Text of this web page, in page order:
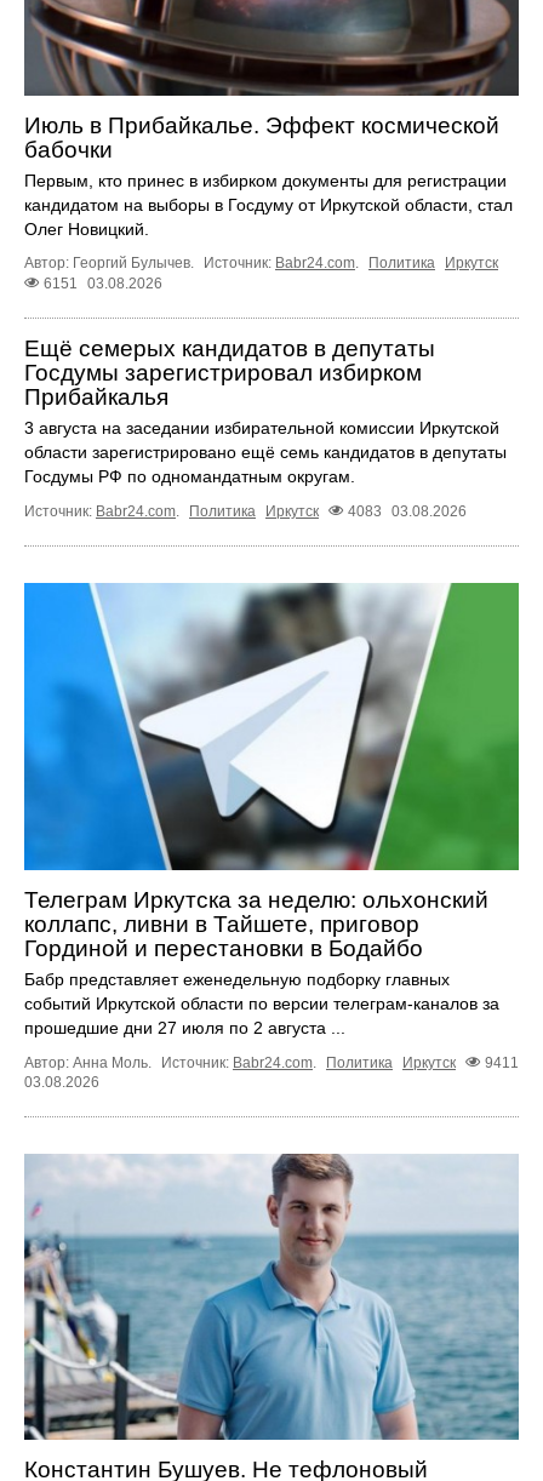
Июль в Прибайкалье. Эффект космической
бабочки
Первым, кто принес в избирком документы для регистрации
кандидатом на выборы в Госдуму от Иркутской области, стал
Олег Новицкий.
Автор: Георгий Булычев. Источник: Babr24.com. Политика
Иркутск
6151
03.08.2026
Ещё семерых кандидатов в депутаты
Госдумы зарегистрировал избирком
Прибайкалья
3 августа на заседании избирательной комиссии Иркутской
области зарегистрировано ещё семь кандидатов в депутаты
Госдумы РФ по одномандатным округам.
Источник: Babr24.com. Политика Иркутск 4083 03.08.2026
Телеграм Иркутска за неделю: ольхонский
коллапс, ливни в Тайшете, приговор
Гординой и перестановки в Бодайбо
Бабр представляет еженедельную подборку главных
событий Иркутской области по версии телеграм-каналов за
прошедшие дни 27 июля по 2 августа ...
Автор: Анна Моль. Источник: Babr24.com Политика Иркутск
9411
03.08.2026
Константин Бушуев. Не тефлоновый